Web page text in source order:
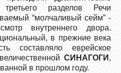
разделов Речи
“молчаливый сейм” -
внутреннего двора.
в прежние века
составляло еврейское
СИНАГОГИ ,
в прошлом году.